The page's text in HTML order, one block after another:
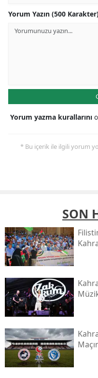
Yorum Yazın (500
Yorum yazma kurallarını
* Bu içerik ile ilgili yorum
SON